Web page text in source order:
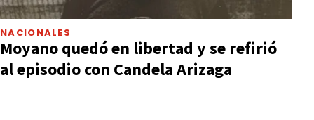
NACIONALES
Moyano quedó en libertad y se refirió
al episodio con Candela Arizaga